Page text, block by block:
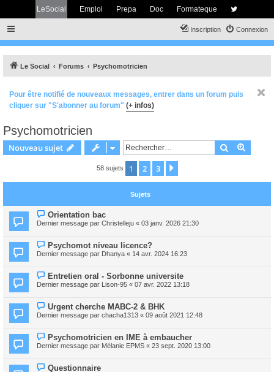
LeSocial Emploi Prepa Doc Formateque
Connexion
Inscription
Le Social Forums Psychomotricien
Pour être notifié de nouveaux messages, entrer dans un forum puis
cliquer sur "S'abonner au forum" (+ infos)
Psychomotricien
Nouveau sujet Rechercher
58 sujets 1 2 3
Sujets
Orientation bac
Dernier message par Christelleju « 03 janv. 2026 21:30
Psychomot niveau licence?
Dernier message par Dhanya « 14 avr. 2024 16:23
Entretien oral - Sorbonne universite
Dernier message par Lison-95 « 07 avr. 2022 13:18
Urgent cherche MABC-2 & BHK
Dernier message par chacha1313 « 09 août 2021 12:48
Psychomotricien en IME à embaucher
Dernier message par Mélanie EPMS « 23 sept. 2020 13:00
Questionnaire